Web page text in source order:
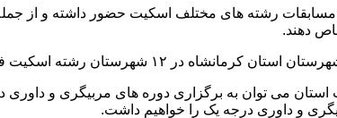
رشته های مختلف اسکیت حضور داشته و از جمله
دهند.
و داوری درجه یک را خواهیم داشت.